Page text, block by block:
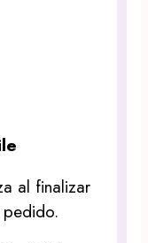
al finalizar